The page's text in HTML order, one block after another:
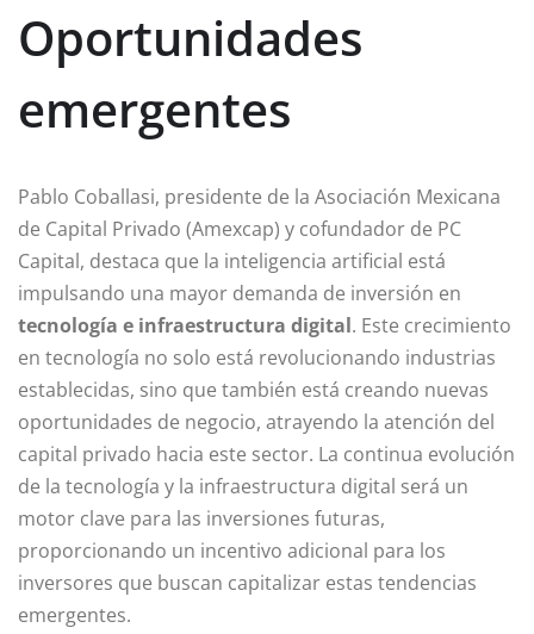
Oportunidades
emergentes
Pablo Coballasi, presidente de la Asociación Mexicana
de Capital Privado (Amexcap) y cofundador de PC
Capital, destaca que la inteligencia artificial está
impulsando una mayor demanda de inversión en
tecnología e infraestructura digital. Este crecimiento
en tecnología no solo está revolucionando industrias
establecidas, sino que también está creando nuevas
oportunidades de negocio, atrayendo la atención del
capital privado hacia este sector. La continua evolución
de la tecnología y la infraestructura digital será un
motor clave para las inversiones futuras,
proporcionando un incentivo adicional para los
inversores que buscan capitalizar estas tendencias
emergentes.